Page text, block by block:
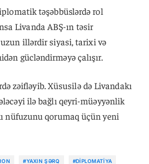
təşəbbüslərdə rol
Livanda ABŞ-ın təsir
uzun illərdir siyasi, tarixi və
gücləndirməyə çalışır.
zəifləyib. Xüsusilə də Livandakı
ilə bağlı qeyri-müəyyənlik
nüfuzunu qorumaq üçün yeni
#YAXIN ŞƏRQ #DIPLOMATIYA